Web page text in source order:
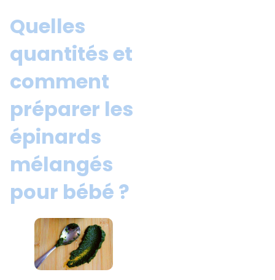
Quelles
quantités et
comment
préparer les
épinards
mélangés
pour bébé ?